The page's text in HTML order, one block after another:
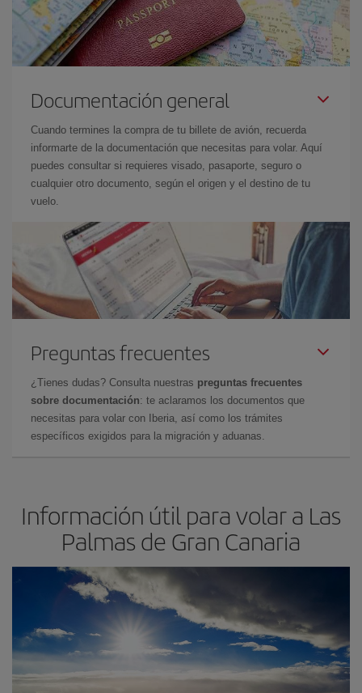
Documentación general
Cuando termines la compra de tu billete de avión, recuerda
informarte de la documentación que necesitas para volar. Aquí
puedes consultar si requieres visado, pasaporte, seguro o
cualquier otro documento, según el origen y el destino de tu
vuelo.
Preguntas frecuentes
¿Tienes dudas? Consulta nuestras preguntas frecuentes
sobre documentación: te aclaramos los documentos que
necesitas para volar con Iberia, así como los trámites
específicos exigidos para la migración y aduanas.
Información útil para volar a Las
Palmas de Gran Canaria